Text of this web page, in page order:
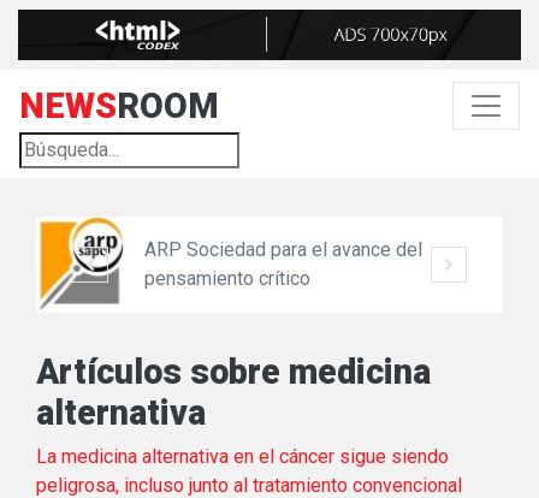
NEWSROOM
ARP Sociedad para el avance del
pensamiento crítico
Artículos sobre medicina
alternativa
La medicina alternativa en el cáncer sigue siendo
peligrosa, incluso junto al tratamiento convencional